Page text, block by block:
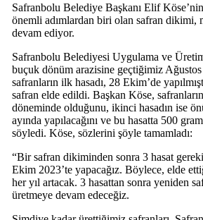
Safranbolu Belediye Başkanı Elif
önemli adımlardan biri olan safran dikimi,
devam ediyor.
Safranbolu Belediyesi Uygulama ve
buçuk dönüm arazisine geçtiğimiz
safranların ilk hasadı, 28 Ekim’de
safran elde edildi. Başkan Köse,
döneminde olduğunu, ikinci hasadın ise
ayında yapılacağını ve bu hasatta 500
söyledi. Köse, sözlerini şöyle tamamladı:
“Bir safran dikiminden sonra 3 hasat
Ekim 2023’te yapacağız. Böylece, elde
her yıl artacak. 3 hasattan sonra yeniden
üretmeye devam edeceğiz.